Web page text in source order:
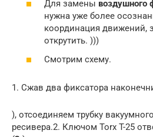
Для замены воздушного
нужна уже более
координация движений,
открутить. )))
Смотрим схему.
1. Сжав два фиксатора
), отсоединяем трубку
ресивера.2. Ключом Torx T-25